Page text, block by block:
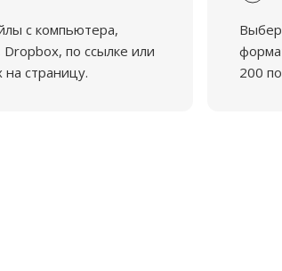
с компьютера,
по ссылке или
страницу.
200